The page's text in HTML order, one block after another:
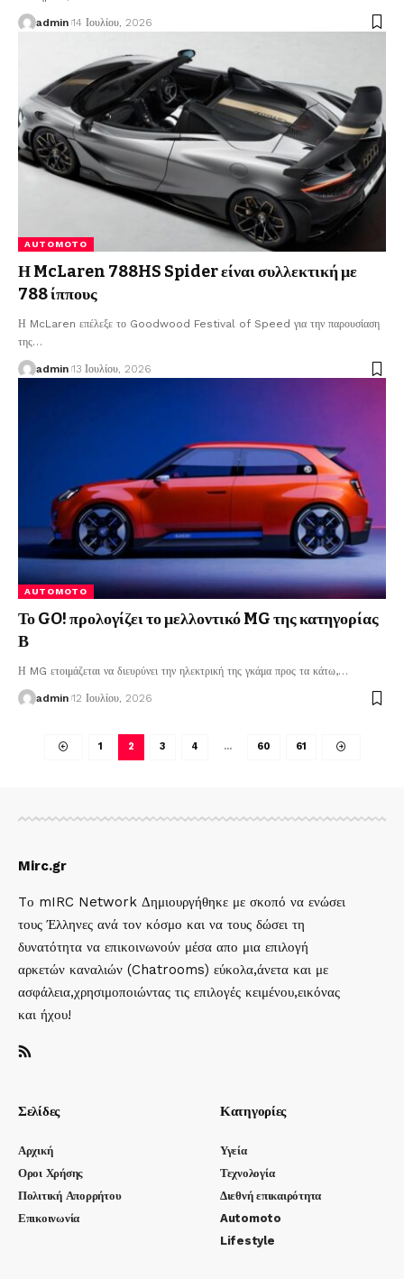
admin 14 Ιουλίου, 2026
AUTOMOTO
Η McLaren 788HS Spider είναι συλλεκτική με
788 ίππους
Η McLaren επέλεξε το Goodwood Festival of Speed για την παρουσίαση
της…
admin 13 Ιουλίου, 2026
AUTOMOTO
Το GO! προλογίζει το μελλοντικό MG της κατηγορίας
Β
Η MG ετοιμάζεται να διευρύνει την ηλεκτρική της γκάμα προς τα κάτω,…
admin 12 Ιουλίου, 2026
1 2 3 4 … 60 61
Mirc.gr
Tο mIRC Network Δημιουργήθηκε με σκοπό να ενώσει
τους Έλληνες ανά τον κόσμο και να τους δώσει τη
δυνατότητα να επικοινωνούν μέσα απο μια επιλογή
αρκετών καναλιών (Chatrooms) εύκολα,άνετα και με
ασφάλεια,χρησιμοποιώντας τις επιλογές κειμένου,εικόνας
και ήχου!
Σελίδες
Αρχική
Οροι Χρήσης
Πολιτική Απορρήτου
Επικοινωνία
Κατηγορίες
Υγεία
Τεχνολογία
Διεθνή επικαιρότητα
Automoto
Lifestyle